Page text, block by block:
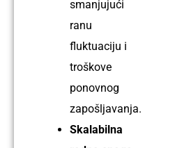
smanjujući
ranu
fluktuaciju i
troškove
ponovnog
zapošljavanja.
Skalabilna